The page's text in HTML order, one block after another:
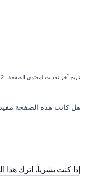
تاريخ آخر تحديث لمحتوى الصفحة : 12 مايو 2025 بتمام
survey_v2
هل كانت هذه الصفحة
إذا كنت بشرياً، اترك هذا